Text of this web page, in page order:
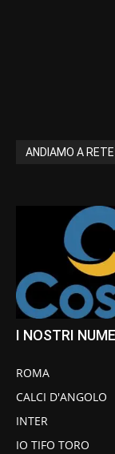
ANDIAMO A RETE
I NOSTRI
ROMA
CALCI D'ANGOLO
INTER
IO TIFO TORO